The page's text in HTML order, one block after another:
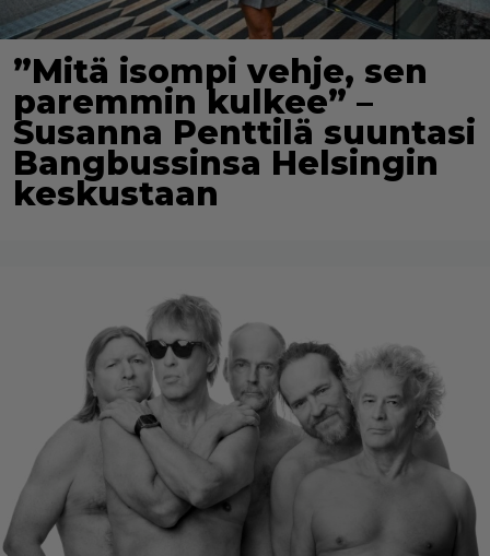
”Mitä isompi vehje, sen
paremmin kulkee” –
Susanna Penttilä suuntasi
Bangbussinsa Helsingin
keskustaan